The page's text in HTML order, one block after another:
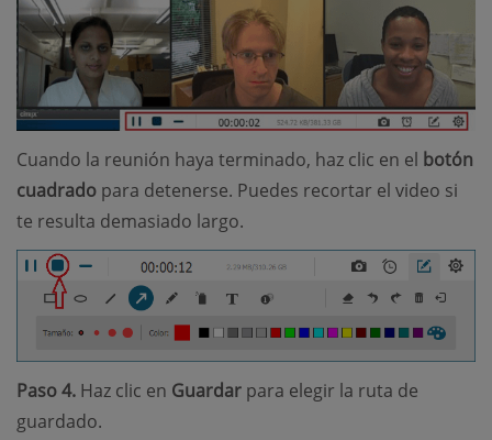
Cuando la reunión haya terminado, haz clic en el botón
cuadrado para detenerse. Puedes recortar el video si
te resulta demasiado largo.
Paso 4. Haz clic en Guardar para elegir la ruta de
guardado.